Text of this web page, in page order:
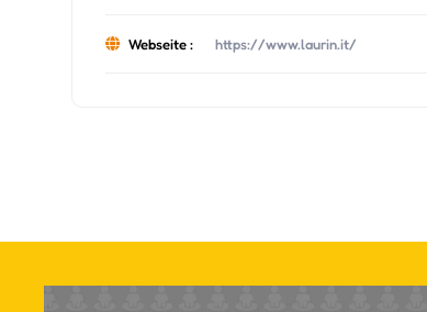
Webseite : https://www.laurin.it/